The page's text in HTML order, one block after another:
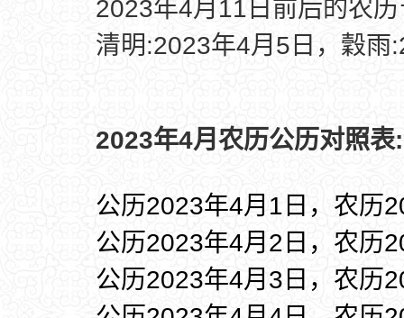
2023年4月11日前后的农
清明:2023年4月5日，穀雨
2023年4月农历公历对照表:
公历2023年4月1日，农历
公历2023年4月2日，农历
公历2023年4月3日，农历